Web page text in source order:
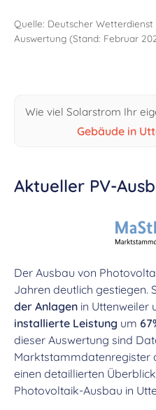
Quelle: Deutscher Wetterdienst
Auswertung (Stand: Februar
Wie viel Solarstrom Ihr
Gebäude in
Aktueller PV-
Der Ausbau von
Jahren deutlich gestiegen.
der Anlagen in Uttenweiler
installierte Leistung um
dieser Auswertung sind
Marktstammdatenregister
einen detaillierten
Photovoltaik-Ausbau in